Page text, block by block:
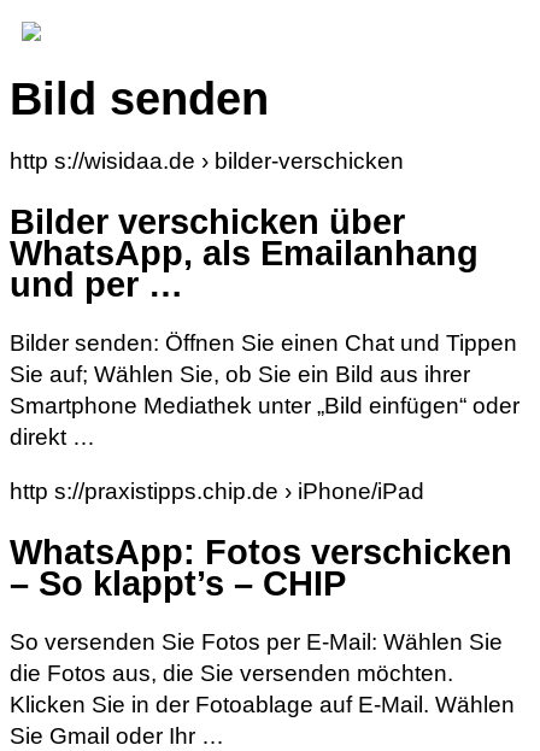
Bild senden
http s://wisidaa.de › bilder-verschicken
Bilder verschicken über
WhatsApp, als Emailanhang
und per …
Bilder senden: Öffnen Sie einen Chat und Tippen
Sie auf; Wählen Sie, ob Sie ein Bild aus ihrer
Smartphone Mediathek unter „Bild einfügen“ oder
direkt …
http s://praxistipps.chip.de › iPhone/iPad
WhatsApp: Fotos verschicken
– So klappt’s – CHIP
So versenden Sie Fotos per E-Mail: Wählen Sie
die Fotos aus, die Sie versenden möchten.
Klicken Sie in der Fotoablage auf E-Mail. Wählen
Sie Gmail oder Ihr …